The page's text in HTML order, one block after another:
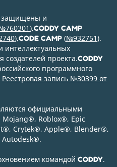
защищены и
),CODDY CAMP
),CODE CAMP (№932751).
интеллектуальных
создателей проекта.CODDY
программного
Реестровая запись №30399 от
официальными
Mojang®, Roblox®, Epic
®, Crytek®, Apple®, Blender®,
Autodesk®.
командой CODDY.